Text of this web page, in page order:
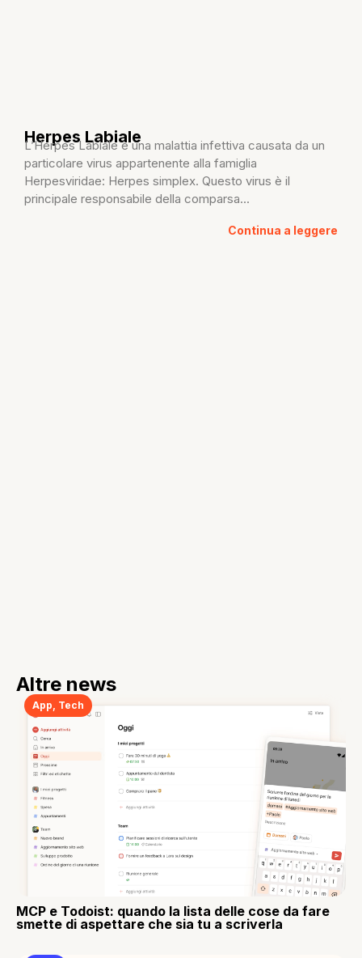
Herpes Labiale
L’Herpes Labiale è una malattia infettiva causata da un
particolare virus appartenente alla famiglia
Herpesviridae: Herpes simplex. Questo virus è il
principale responsabile della comparsa...
Continua a leggere
Altre news
App Tech
MCP e Todoist: quando la lista delle cose da fare
smette di aspettare che sia tu a scriverla